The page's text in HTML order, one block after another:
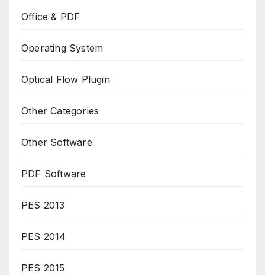
Office & PDF
Operating System
Optical Flow Plugin
Other Categories
Other Software
PDF Software
PES 2013
PES 2014
PES 2015